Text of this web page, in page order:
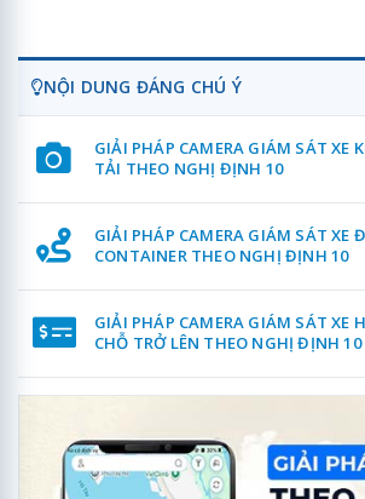
NỘI DUNG ĐÁNG CHÚ Ý
GIẢI PHÁP CAMERA GIÁM SÁT XE
TẢI THEO NGHỊ ĐỊNH 10
GIẢI PHÁP CAMERA GIÁM SÁT XE
CONTAINER THEO NGHỊ ĐỊNH 10
GIẢI PHÁP CAMERA GIÁM SÁT XE
CHỖ TRỞ LÊN THEO NGHỊ ĐỊNH 10